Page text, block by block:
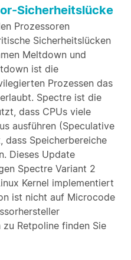
Sicherheitslücke
Prozessoren
Sicherheitslücken
Meltdown und
ist die
Prozessen das
Spectre ist die
dass CPUs viele
ausführen (Speculative
Speicherbereiche
Dieses Update
Spectre Variant 2
Kernel implementiert
ist nicht auf Microcode
Retpoline finden Sie